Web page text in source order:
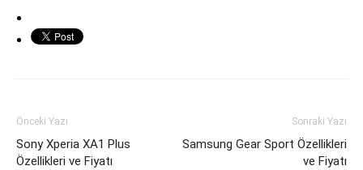
Önceki Yazı
Sony Xperia XA1 Plus
Özellikleri ve Fiyatı
Sonraki Yazı
Samsung Gear Sport Özellikleri
ve Fiyatı